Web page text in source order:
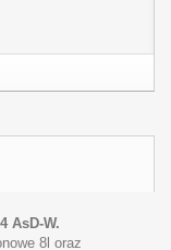
AsD-W.
8l oraz